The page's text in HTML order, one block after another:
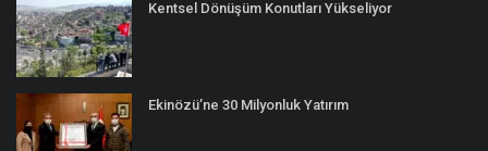
Kentsel Dönüşüm Konutları Yükseliyor
Ekinözü’ne 30 Milyonluk Yatırım